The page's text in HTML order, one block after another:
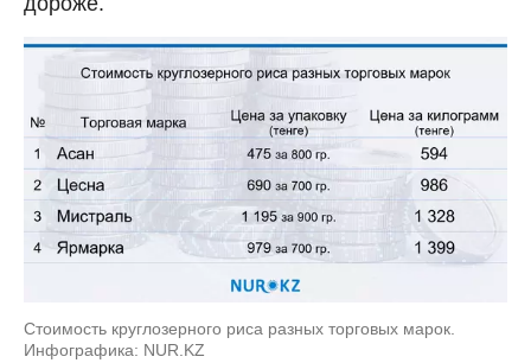
Стоимость круглозерного риса разных торговых марок.
Инфографика: NUR.KZ